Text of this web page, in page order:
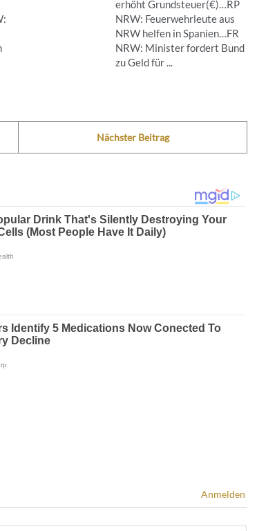
erhöht Grundsteuer(€)…RP
NRW: Feuerwehrleute aus
NRW helfen in Spanien…FR
NRW: Minister fordert Bund
zu Geld für ...
Nächster Beitrag
Anmelden